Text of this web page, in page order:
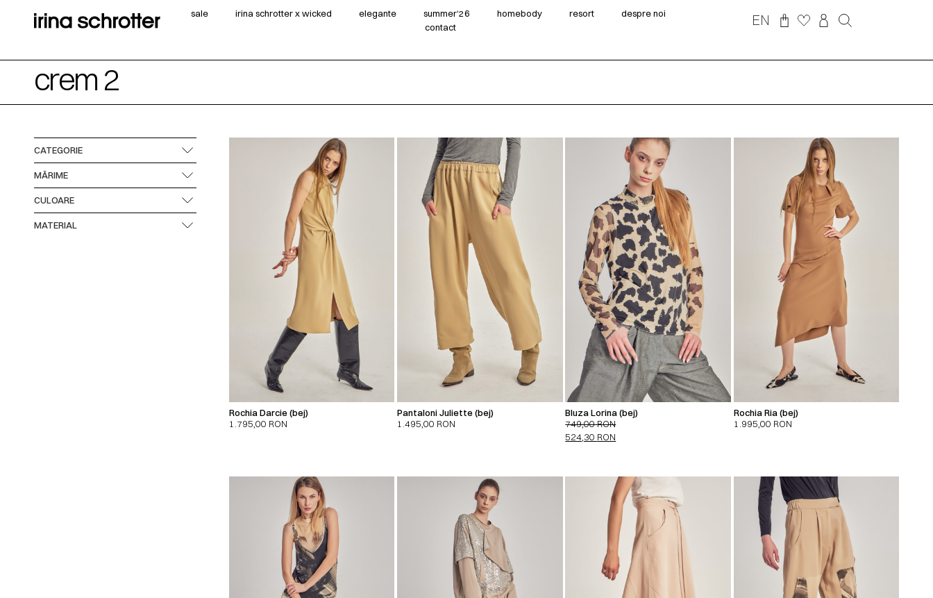
sale irina schrotter x wicked elegante summer‘26 homebody resort
despre noi
contact
EN
crem 2
CATEGORIE
MĂRIME
CULOARE
MATERIAL
Rochia Darcie (bej)
1.795,00 RON
Pantaloni Juliette (bej)
1.495,00 RON
Bluza Lorina (bej)
749,00RON
524,30 RON
Rochia Ria (bej)
1.995,00 RON